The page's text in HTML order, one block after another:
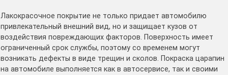
Лакокрасочное покрытие не только придает автомобилю
привлекательный внешний вид, но и защищает кузов от
воздействия повреждающих факторов. Поверхность имеет
ограниченный срок службы, поэтому со временем могут
возникать дефекты в виде трещин и сколов. Покраска царапин
на автомобиле выполняется как в автосервисе, так и своими